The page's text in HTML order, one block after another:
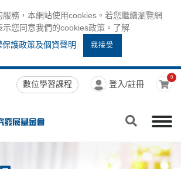
務，本網站使用cookies。若您繼續瀏覽網
示您同意我們的cookies政策。了解
保護政策及個資聲明
我接受
數位學習課程 登入/註冊
0